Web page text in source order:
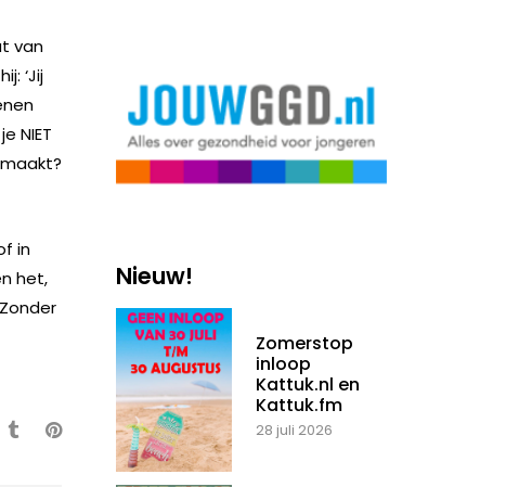
van
‘Jij
NIET
in
het,
Nieuw!
Zomerstop
inloop
Kattuk.nl en
Kattuk.fm
28 juli 2026